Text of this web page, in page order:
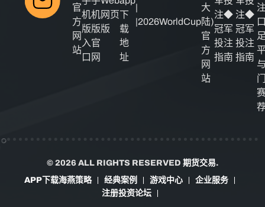
官
方
网
站
机
版
入
口
机
版
官
网
网页
版
下
载
地
址
|
|2026WorldCup
大
陆)
官
方
网
站
注◆
冠军
投注
指南
注◆
冠军
投注
指南
© 2026 ALL RIGHTS RESERVED 期货交易.
APP下载海燕策略
经典案例 游戏中心
企业服务
注册投资论坛